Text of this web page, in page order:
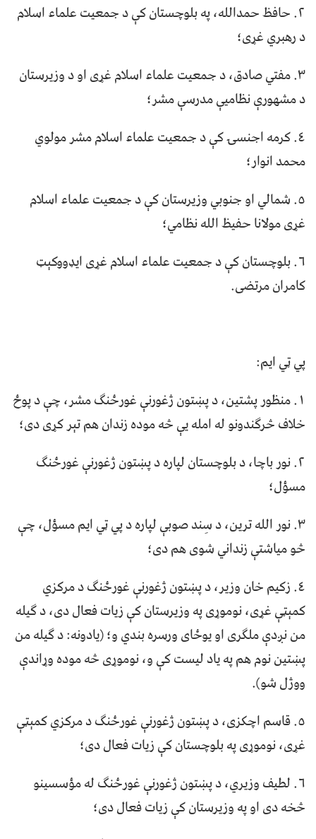
٢. حافظ حمدالله، په بلوچستان کې د جمعیت علماء اسلام
د رهبري غړی؛
٣. مفتي صادق، د جمعیت علماء اسلام غړی او د وزیرستان
د مشهورې نظامیې مدرسې مشر؛
٤. کرمه اجنسۍ کې د جمعیت علماء اسلام مشر مولوي
محمد انوار؛
٥. شمالي او جنوبي وزیرستان کې د جمعیت علماء اسلام
غړی مولانا حفیظ الله نظامي؛
٦. بلوچستان کې د جمعیت علماء اسلام غړی ایډووکېټ
کامران مرتضی.
پي ټي ایم:
١. منظور پشتین، د پښتون ژغورنې غورځنګ مشر، چې د پوځ
خلاف څرګندونو له امله یې څه موده زندان هم تېر کړی دی؛
٢. نور باچا، د بلوچستان لپاره د پښتون ژغورنې غورځنګ
مسؤل؛
٣. نور الله ترین، د سِند صوبې لپاره د پي ټي ایم مسؤل، چې
څو میاشتې زنداني شوی هم دی؛
٤. زکیم خان وزیر، د پښتون ژغورنې غورځنګ د مرکزي
کمېټې غړی، نوموړی په وزیرستان کې زیات فعال دی، د ګیله
من نږدې ملګری او یوځای ورسره بندي و؛ (یادونه: د ګیله من
پښتین نوم هم په ياد ليست کې و، نوموړی څه موده وړاندې
ووژل شو).
٥. قاسم اچکزی، د پښتون ژغورنې غورځنګ د مرکزي کمېټې
غړی، نوموړی په بلوچستان کې زیات فعال دی؛
٦. لطیف وزیري، د پښتون ژغورنې غورځنګ له مؤسسینو
څخه دی او په وزیرستان کې زیات فعال دی؛